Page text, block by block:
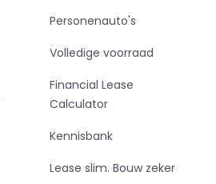
Personenauto's
Volledige voorraad
Financial Lease
Calculator
Kennisbank
Lease slim. Bouw zeker